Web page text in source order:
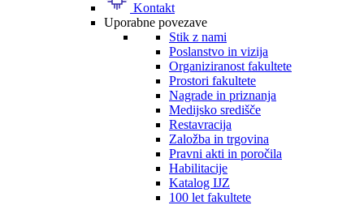
Kontakt
Uporabne povezave
Stik z nami
Poslanstvo in vizija
Organiziranost fakultete
Prostori fakultete
Nagrade in priznanja
Medijsko središče
Restavracija
Založba in trgovina
Pravni akti in poročila
Habilitacije
Katalog IJZ
100 let fakultete